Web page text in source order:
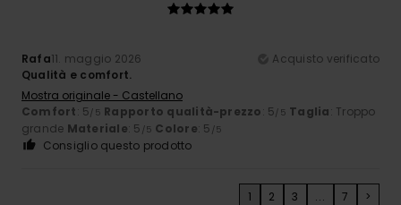
Rafa11. maggio 2026
Acquisto verificato
Qualità e comfort.
Mostra originale - Castellano
Comfort: 5 /5 Rapporto qualità-prezzo: 5 /5 Taglia: Troppo
grande Materiale: 5 /5 Colore: 5 /5
Consiglio questo prodotto
1 2 3 ... 7 >